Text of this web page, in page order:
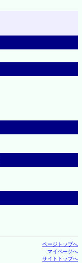
ページトップへ
マイページへ
サイトトップへ